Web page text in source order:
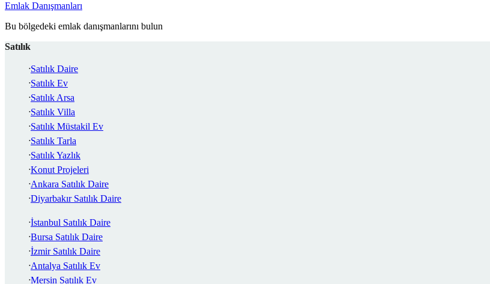
Emlak Danışmanları
Bu bölgedeki emlak danışmanlarını bulun
Satılık
Satılık Daire
Satılık Ev
Satılık Arsa
Satılık Villa
Satılık Müstakil Ev
Satılık Tarla
Satılık Yazlık
Konut Projeleri
Ankara Satılık Daire
Diyarbakır Satılık Daire
İstanbul Satılık Daire
Bursa Satılık Daire
İzmir Satılık Daire
Antalya Satılık Ev
Mersin Satılık Ev